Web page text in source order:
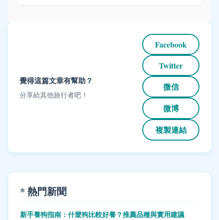
覺得這篇文章有幫助？
分享給其他旅行者吧！
Facebook
Twitter
微信
微博
複製連結
* 熱門新聞
新手養狗指南：什麼狗比較好養？推薦品種與實用建議